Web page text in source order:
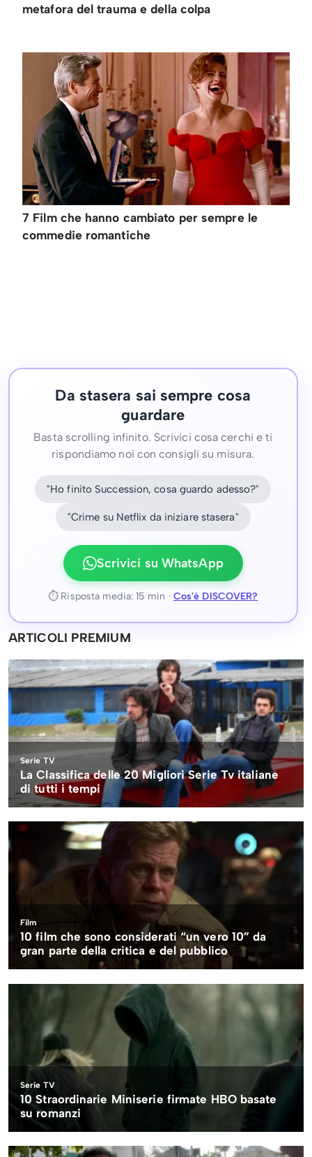
metafora del trauma e della colpa
7 Film che hanno cambiato per sempre le
commedie romantiche
Da stasera sai sempre cosa
guardare
Basta scrolling infinito. Scrivici cosa cerchi e ti
rispondiamo noi con consigli su misura.
"Ho finito Succession, cosa guardo adesso?"
"Crime su Netflix da iniziare stasera"
Scrivici su WhatsApp
⏱ Risposta media: 15 min · Cos'è DISCOVER?
ARTICOLI PREMIUM